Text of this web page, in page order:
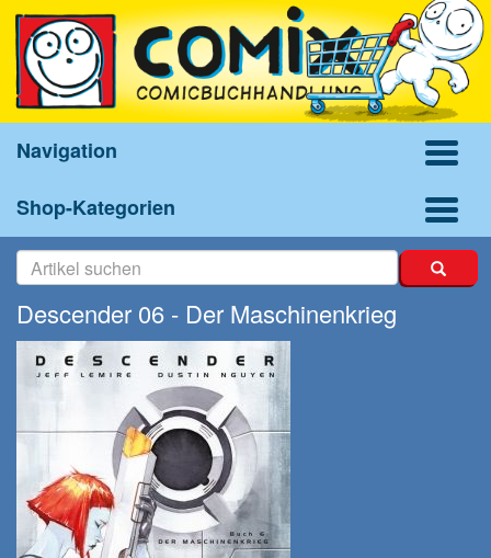
Navigation
Shop-Kategorien
Descender 06 - Der Maschinenkrieg